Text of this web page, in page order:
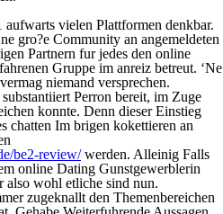
vielen Plattformen denkbar.
gro?e Community an angemeldeten
Partnern fur jedes den online
Gruppe im anreiz betreut. ‘Ne
niemand versprechen.
Perron bereit, im Zuge
konnte. Denn dieser Einstieg
chatten Im brigen kokettieren an
be2-review/werden. Alleinig Falls
online Dating Gunstgewerblerin
also wohl etliche sind nun.
zugeknallt den Themenbereichen